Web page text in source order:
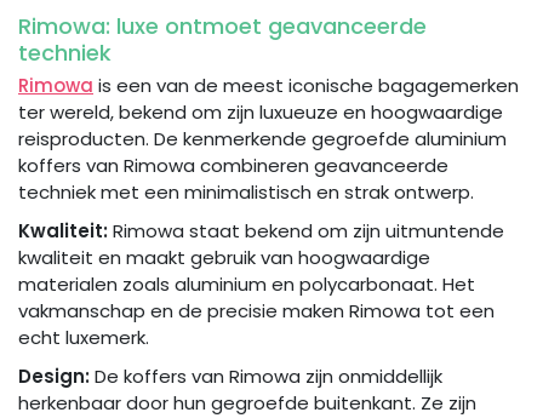
Rimowa: luxe ontmoet geavanceerde
techniek
Rimowa is een van de meest iconische bagagemerken
ter wereld, bekend om zijn luxueuze en hoogwaardige
reisproducten. De kenmerkende gegroefde aluminium
koffers van Rimowa combineren geavanceerde
techniek met een minimalistisch en strak ontwerp.
Kwaliteit:Rimowa staat bekend om zijn uitmuntende
kwaliteit en maakt gebruik van hoogwaardige
materialen zoals aluminium en polycarbonaat. Het
vakmanschap en de precisie maken Rimowa tot een
echt luxemerk.
Design:De koffers van Rimowa zijn onmiddellijk
herkenbaar door hun gegroefde buitenkant. Ze zijn